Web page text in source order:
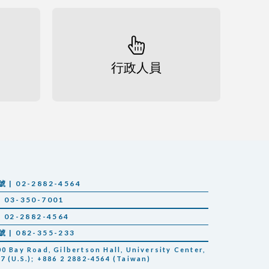
行政人員
號 | 02-2882-4564
| 03-350-7001
| 02-2882-4564
號 | 082-355-233
Bay Road, Gilbertson Hall, University Center,
(U.S.); +886 2 2882-4564 (Taiwan)